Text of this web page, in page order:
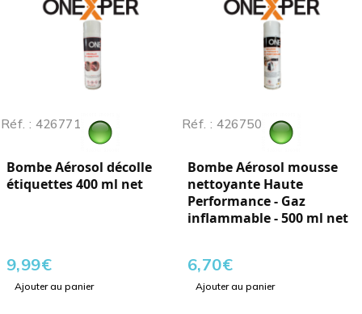
Réf. : 426771
Bombe Aérosol décolle
étiquettes 400 ml net
9,99€
Ajouter au panier
Réf. : 426750
Bombe Aérosol mousse
nettoyante Haute
Performance - Gaz
inflammable - 500 ml net
6,70€
Ajouter au panier